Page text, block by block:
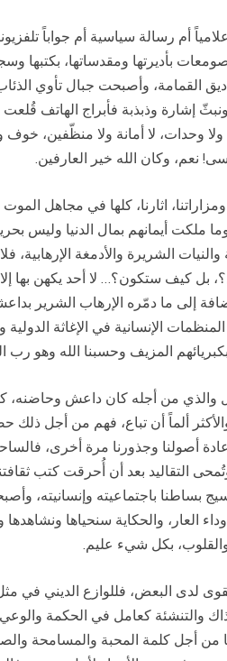
أم رسالة سياسية أم جواباً
بأديرتها ومقدساتها،
القمامة، وأصبحت جبال تأوي
وذبذبة فأبراج الهاتف
ولا وحدات، لا أمانة ولا منظّفين،
نعم، وكان الله خير العارفين.
اثارنا، كلها في مجاهل الموت
أيمانهم بمال الدنيا وليس
والنيات الشريرة والأدمغة
كيف ستكون؟… لا أحد يكهن بها
إلى ما دمّره الإرهاب الشرير
الإنسانية في الإغاثة
بكبريائهم المزيف وحسبنا الله وهو
من أجله كان داعش وحاضنه،
والأكثر ألماً أن تباع، فهم من أجل
أصولنا وجذورنا مرة أخرى،
التقاليد بعد أن أُحرقت كتب
بساطنا باجتماعيته وإنسانيته،
العار، والحكاية سنحياها
بكل شيء عليم.
لدى البعض، فللوازع الديني في
والتنشئة كعامل في الحكمة والوعي
من أجل كلمة المحبة والمسامحة